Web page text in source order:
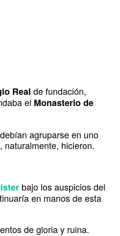
Real de fundación,
el Monasterio de
agruparse en uno
naturalmente, hicieron.
bajo los auspicios del
en manos de esta
de gloria y ruina.